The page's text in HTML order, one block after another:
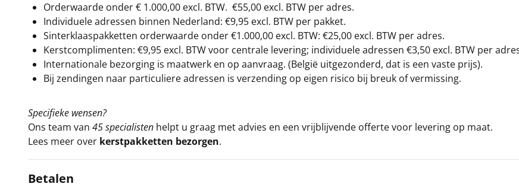
Orderwaarde onder € 1.000,00 excl. BTW. €55,00 excl. BTW per adres.
Individuele adressen binnen Nederland: €9,95 excl. BTW per pakket.
Sinterklaaspakketten orderwaarde onder €1.000,00 excl. BTW: €25,00 excl. BTW per adres.
Kerstcomplimenten: €9,95 excl. BTW voor centrale levering; individuele adressen €3,50 excl. BTW per
Internationale bezorging is maatwerk en op aanvraag. (België uitgezonderd, dat is een vaste prijs).
Bij zendingen naar particuliere adressen is verzending op eigen risico bij breuk of vermissing.
Specifieke wensen?
Ons team van 45 specialisten helpt u graag met advies en een vrijblijvende offerte voor levering op maat.
Lees meer over kerstpakketten bezorgen.
Betalen